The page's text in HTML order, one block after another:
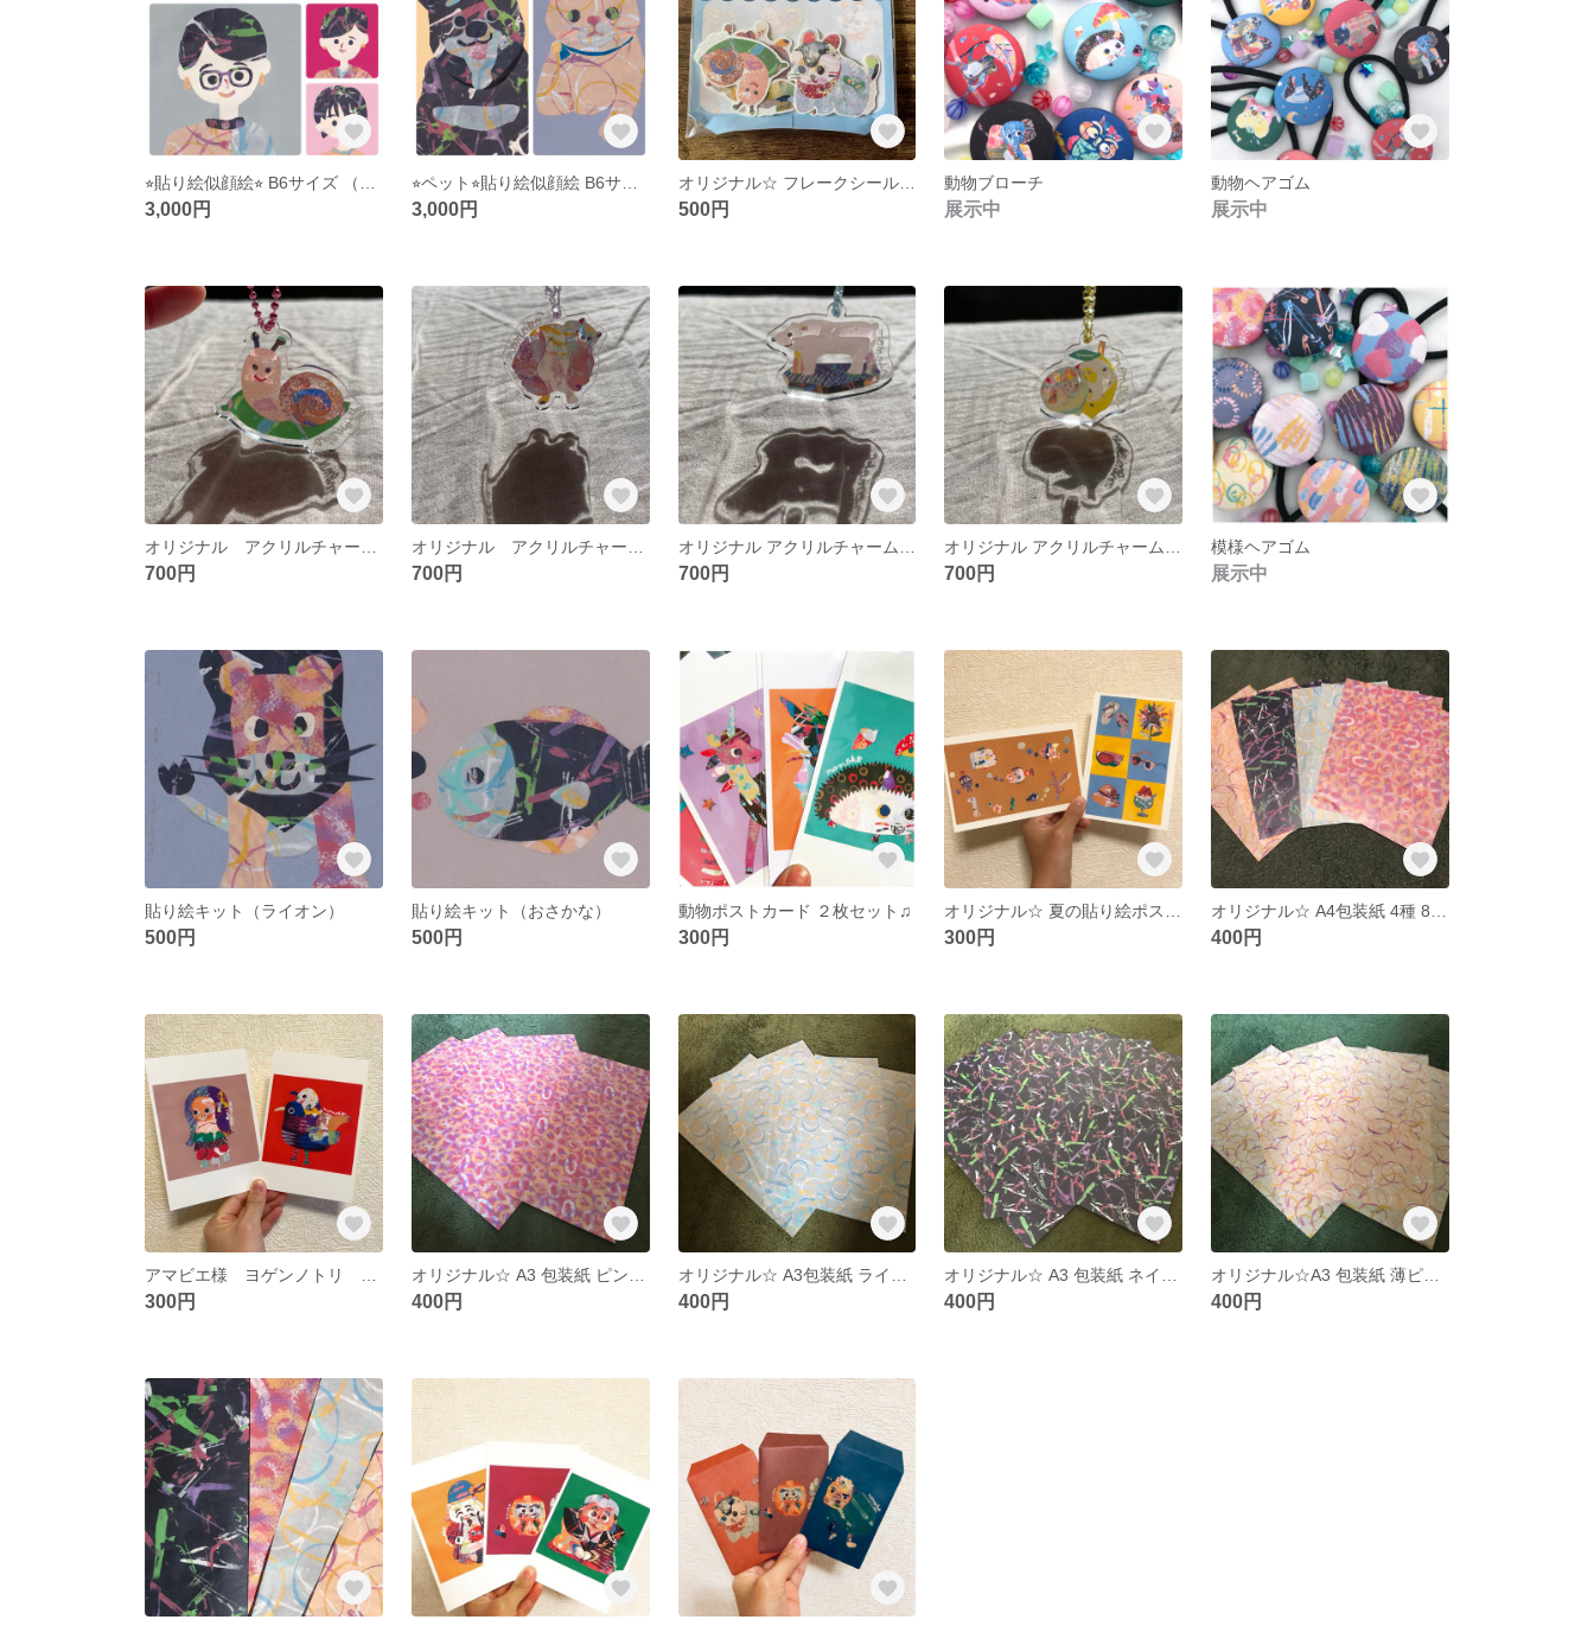
3,000円
⭐︎ペット⭐︎貼り絵似顔絵 B6サイズ （可愛い💕 他には見ない？！ 貼り絵の似顔絵です）
3,000円
オリジナル☆ フレークシール5枚セット
500円
動物ブローチ
展示中
動物ヘアゴム
展示中
700円 700円 700円 700円
模様ヘアゴム
展示中
貼り絵キット（ライオン）
500円
貼り絵キット（おさかな）
500円
動物ポストカード ２枚セット♫
300円 300円 400円
300円 400円 400円 400円 400円